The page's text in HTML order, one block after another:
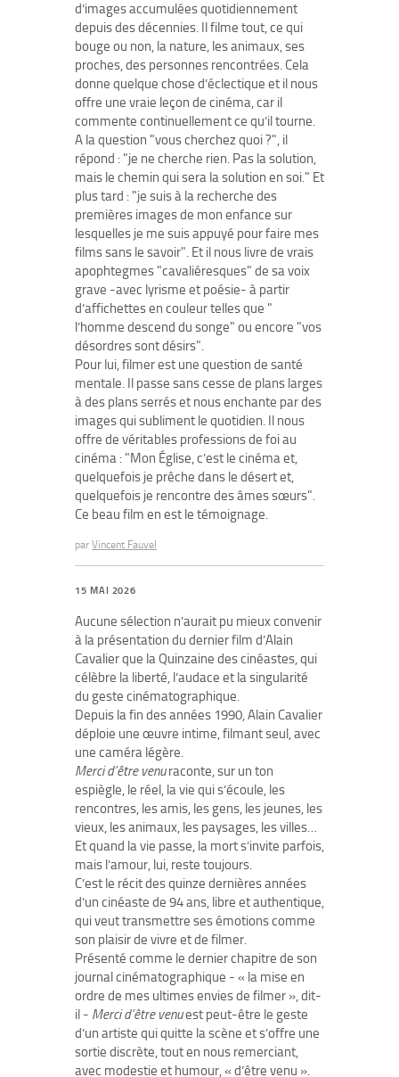
d’images accumulées quotidiennement
depuis des décennies. Il filme tout, ce qui
bouge ou non, la nature, les animaux, ses
proches, des personnes rencontrées. Cela
donne quelque chose d’éclectique et il nous
offre une vraie leçon de cinéma, car il
commente continuellement ce qu’il tourne.
A la question "vous cherchez quoi ?", il
répond : "je ne cherche rien. Pas la solution,
mais le chemin qui sera la solution en soi." Et
plus tard : "je suis à la recherche des
premières images de mon enfance sur
lesquelles je me suis appuyé pour faire mes
films sans le savoir". Et il nous livre de vrais
apophtegmes "cavaliéresques" de sa voix
grave -avec lyrisme et poésie- à partir
d’affichettes en couleur telles que "
l’homme descend du songe" ou encore "vos
désordres sont désirs".
Pour lui, filmer est une question de santé
mentale. Il passe sans cesse de plans larges
à des plans serrés et nous enchante par des
images qui subliment le quotidien. Il nous
offre de véritables professions de foi au
cinéma : "Mon Église, c’est le cinéma et,
quelquefois je prêche dans le désert et,
quelquefois je rencontre des âmes sœurs".
Ce beau film en est le témoignage.
par Vincent Fauvel
15 MAI 2026
Aucune sélection n’aurait pu mieux convenir
à la présentation du dernier film d’Alain
Cavalier que la Quinzaine des cinéastes, qui
célèbre la liberté, l’audace et la singularité
du geste cinématographique.
Depuis la fin des années 1990, Alain Cavalier
déploie une œuvre intime, filmant seul, avec
une caméra légère.
Merci d’être venuraconte, sur un ton
espiègle, le réel, la vie qui s’écoule, les
rencontres, les amis, les gens, les jeunes, les
vieux, les animaux, les paysages, les villes…
Et quand la vie passe, la mort s’invite parfois,
mais l’amour, lui, reste toujours.
C’est le récit des quinze dernières années
d’un cinéaste de 94 ans, libre et authentique,
qui veut transmettre ses émotions comme
son plaisir de vivre et de filmer.
Présenté comme le dernier chapitre de son
journal cinématographique - « la mise en
ordre de mes ultimes envies de filmer », dit-
il - Merci d’être venuest peut-être le geste
d’un artiste qui quitte la scène et s’offre une
sortie discrète, tout en nous remerciant,
avec modestie et humour, « d’être venu ».